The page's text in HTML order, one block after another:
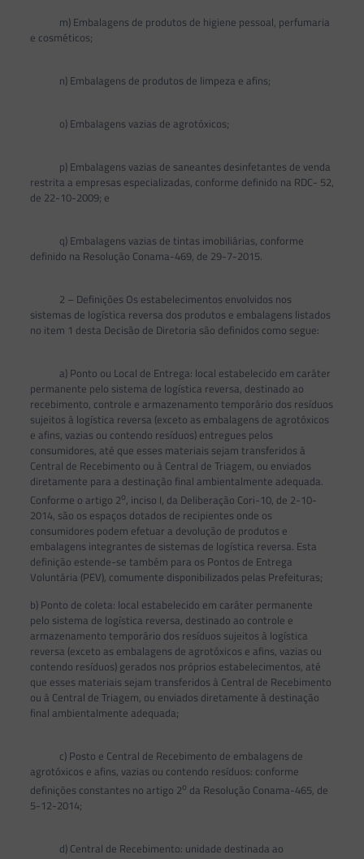
m) Embalagens de produtos de higiene pessoal, perfumaria
e cosméticos;
n) Embalagens de produtos de limpeza e afins;
o) Embalagens vazias de agrotóxicos;
p) Embalagens vazias de saneantes desinfetantes de venda
restrita a empresas especializadas, conforme definido na RDC- 52,
de 22-10-2009; e
q) Embalagens vazias de tintas imobiliárias, conforme
definido na Resolução Conama-469, de 29-7-2015.
2 – Definições Os estabelecimentos envolvidos nos
sistemas de logística reversa dos produtos e embalagens listados
no item 1 desta Decisão de Diretoria são definidos como segue:
a) Ponto ou Local de Entrega: local estabelecido em caráter
permanente pelo sistema de logística reversa, destinado ao
recebimento, controle e armazenamento temporário dos resíduos
sujeitos à logística reversa (exceto as embalagens de agrotóxicos
e afins, vazias ou contendo resíduos) entregues pelos
consumidores, até que esses materiais sejam transferidos à
Central de Recebimento ou à Central de Triagem, ou enviados
diretamente para a destinação final ambientalmente adequada.
Conforme o artigo 2o, inciso I, da Deliberação Cori-10, de 2-10-
2014, são os espaços dotados de recipientes onde os
consumidores podem efetuar a devolução de produtos e
embalagens integrantes de sistemas de logística reversa. Esta
definição estende-se também para os Pontos de Entrega
Voluntária (PEV), comumente disponibilizados pelas Prefeituras;
b) Ponto de coleta: local estabelecido em caráter permanente
pelo sistema de logística reversa, destinado ao controle e
armazenamento temporário dos resíduos sujeitos à logística
reversa (exceto as embalagens de agrotóxicos e afins, vazias ou
contendo resíduos) gerados nos próprios estabelecimentos, até
que esses materiais sejam transferidos à Central de Recebimento
ou à Central de Triagem, ou enviados diretamente à destinação
final ambientalmente adequada;
c) Posto e Central de Recebimento de embalagens de
agrotóxicos e afins, vazias ou contendo resíduos: conforme
definições constantes no artigo 2o da Resolução Conama-465, de
5-12-2014;
d) Central de Recebimento: unidade destinada ao